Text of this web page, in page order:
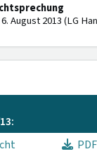
August 2013 (LG